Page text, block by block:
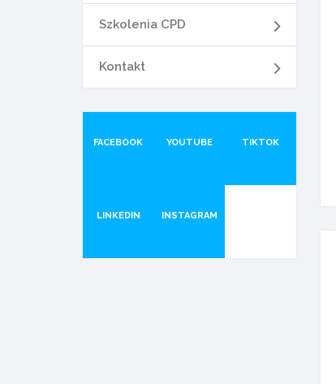
Szkolenia CPD
Kontakt
FACEBOOK YOUTUBE TIKTOK
LINKEDIN INSTAGRAM